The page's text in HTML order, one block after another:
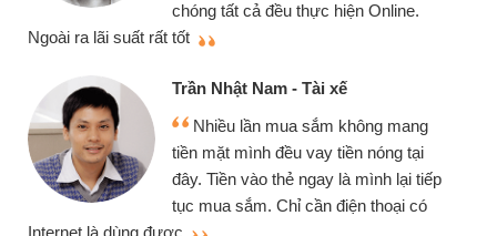
thực hiện Online.
- Tài xế
mua sắm không mang
đều vay tiền nóng tại
thẻ ngay là mình lại tiếp
Chỉ cần điện thoại có
nhiều lúc cần
đến website qua
đã giải quyết